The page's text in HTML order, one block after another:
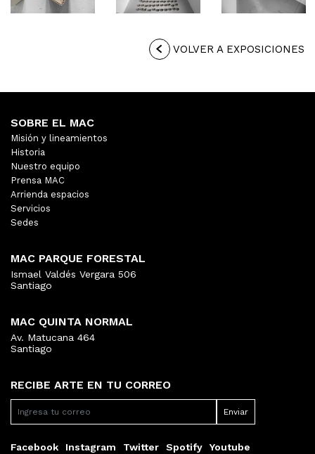
VOLVER A EXPOSICIONES
RECIBE ARTE EN TU CORREO
Facebook Instagram Twitter Spotify Youtube
SOBRE EL MAC
Misión y lineamientos
Historia
Nuestro equipo
Prensa MAC
Arrienda espacios
Servicios
Sedes
MAC PARQUE FORESTAL
Ismael Valdés Vergara 506
Santiago
MAC QUINTA NORMAL
Av. Matucana 464
Santiago